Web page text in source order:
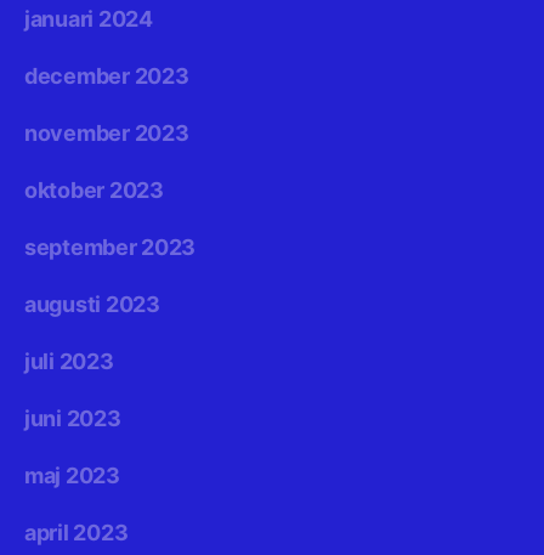
januari 2024
december 2023
november 2023
oktober 2023
september 2023
augusti 2023
juli 2023
juni 2023
maj 2023
april 2023